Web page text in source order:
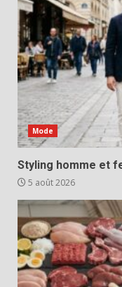
Mode
Styling homme et
5 août 2026